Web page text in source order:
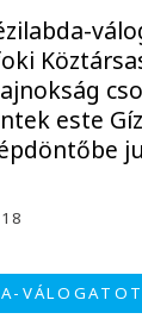
este